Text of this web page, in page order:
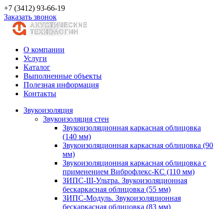
+7 (3412) 93-66-19
Заказать звонок
О компании
Услуги
Каталог
Выполненные объекты
Полезная информация
Контакты
Звукоизоляция
Звукоизоляция стен
Звукоизоляционная каркасная облицовка
(140 мм)
Звукоизоляционная каркасная облицовка (90
мм)
Звукоизоляционная каркасная облицовка с
применением Виброфлекс-КС (110 мм)
ЗИПС-III-Ультра. Звукоизоляционная
бескаркасная облицовка (55 мм)
ЗИПС-Модуль. Звукоизоляционная
бескаркасная облицовка (83 мм)